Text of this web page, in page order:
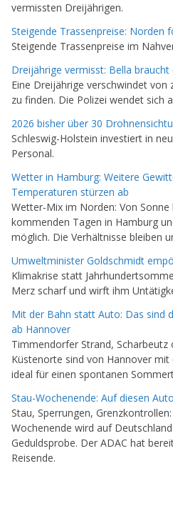
vermissten Dreijährigen.
Steigende Trassenpreise: Norden
Steigende Trassenpreise im
Dreijährige vermisst: Bella
Eine Dreijährige verschwindet
zu finden. Die Polizei wendet sich
2026 bisher über 30
Schleswig-Holstein investiert in
Personal.
Wetter in Hamburg: Weitere
Temperaturen stürzen ab
Wetter-Mix im Norden: Von
kommenden Tagen in Hamburg
möglich. Die Verhältnisse bleiben
Umweltminister Goldschmidt
Klimakrise statt
Merz scharf und wirft ihm
Mit der Bahn statt Auto: Das sind
ab Hannover
Timmendorfer Strand, Scharbeutz
Küstenorte sind von Hannover
ideal für einen spontanen
Stau-Wochenende: Auf diesen
Stau, Sperrungen,
Wochenende wird auf
Geduldsprobe. Der ADAC hat
Reisende.